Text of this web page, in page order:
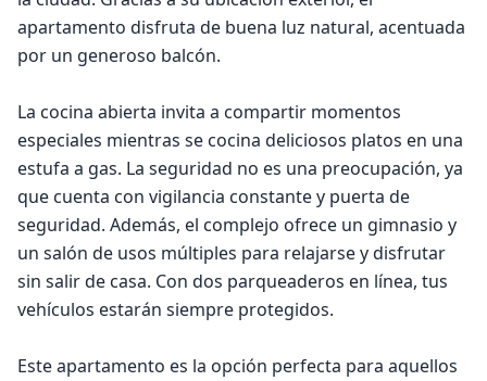
apartamento disfruta de buena luz natural, acentuada
por un generoso balcón.
La cocina abierta invita a compartir momentos
especiales mientras se cocina deliciosos platos en una
estufa a gas. La seguridad no es una preocupación, ya
que cuenta con vigilancia constante y puerta de
seguridad. Además, el complejo ofrece un gimnasio y
un salón de usos múltiples para relajarse y disfrutar
sin salir de casa. Con dos parqueaderos en línea, tus
vehículos estarán siempre protegidos.
Este apartamento es la opción perfecta para aquellos